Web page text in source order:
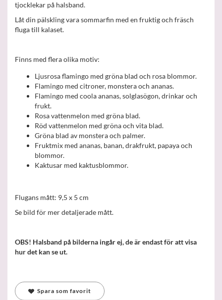
tjocklekar på halsband.
Låt din pälskling vara sommarfin med en fruktig och fräsch
fluga till kalaset.
Finns med flera olika motiv:
Ljusrosa flamingo med gröna blad och rosa blommor.
Flamingo med citroner, monstera och ananas.
Flamingo med coola ananas, solglasögon, drinkar och
frukt.
Rosa vattenmelon med gröna blad.
Röd vattenmelon med gröna och vita blad.
Gröna blad av monstera och palmer.
Fruktmix med ananas, banan, drakfrukt, papaya och
blommor.
Kaktusar med kaktusblommor.
Flugans mått: 9,5 x 5 cm
Se bild för mer detaljerade mått.
OBS! Halsband på bilderna ingår ej, de är endast för att visa
hur det kan se ut.
Spara som favorit